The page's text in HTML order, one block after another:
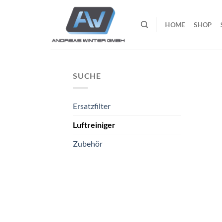
springen
HOME SHOP
SUCHE
Ersatzfilter
Luftreiniger
Zubehör